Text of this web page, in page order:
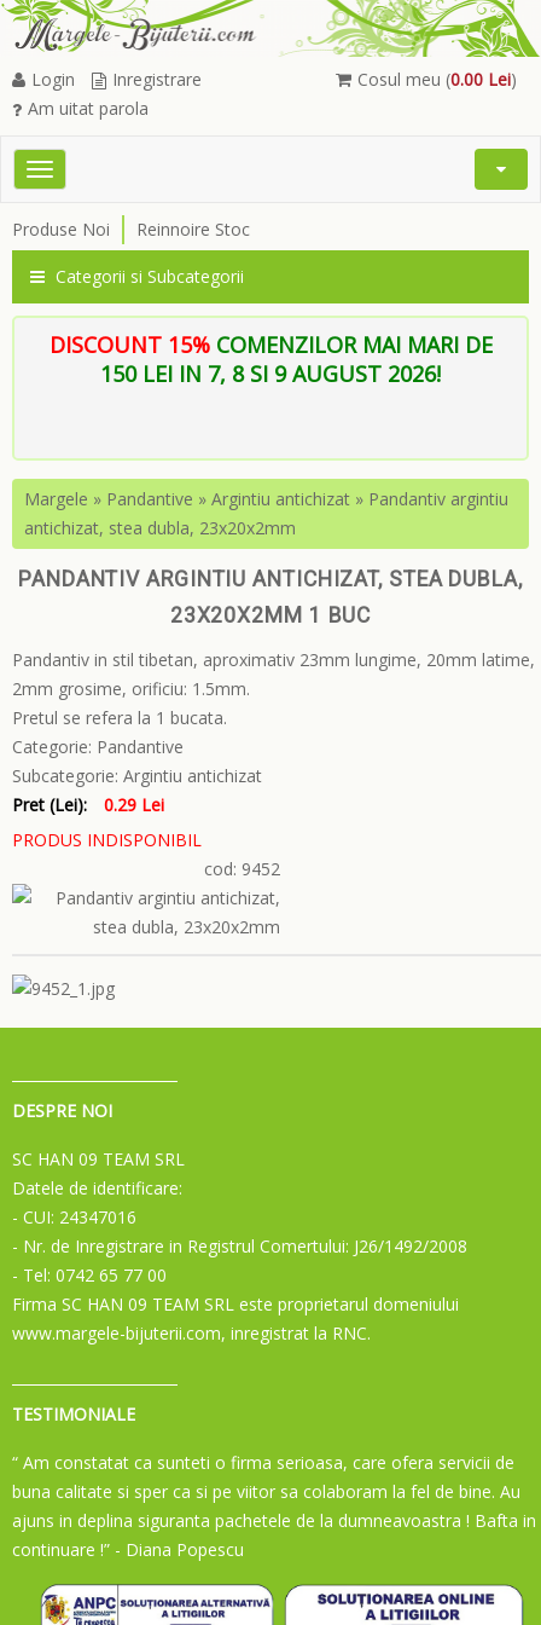
Cosul meu (0.00 Lei)
Login
Inregistrare
Am uitat parola
Toggle
Open
Produse Noi Reinnoire Stoc
Categorii si Subcategorii
DISCOUNT 15% COMENZILOR MAI MARI DE
150 LEI IN 7, 8 SI 9 AUGUST 2026!
Margele » Pandantive » Argintiu antichizat » Pandantiv argintiu
antichizat, stea dubla, 23x20x2mm
PANDANTIV ARGINTIU ANTICHIZAT, STEA DUBLA,
23X20X2MM 1 BUC
Pandantiv in stil tibetan, aproximativ 23mm lungime, 20mm latime,
2mm grosime, orificiu: 1.5mm.
Pretul se refera la 1 bucata.
Categorie: Pandantive
Subcategorie: Argintiu antichizat
Pret (Lei):
0.29 Lei
PRODUS INDISPONIBIL
cod: 9452
DESPRE NOI
SC HAN 09 TEAM SRL
Datele de identificare:
- CUI: 24347016
- Nr. de Inregistrare in Registrul Comertului: J26/1492/2008
- Tel: 0742 65 77 00
Firma SC HAN 09 TEAM SRL este proprietarul domeniului
www.margele-bijuterii.com, inregistrat la RNC.
TESTIMONIALE
“ Am constatat ca sunteti o firma serioasa, care ofera servicii de
buna calitate si sper ca si pe viitor sa colaboram la fel de bine. Au
ajuns in deplina siguranta pachetele de la dumneavoastra ! Bafta in
continuare !” - Diana Popescu